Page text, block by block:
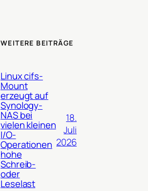
WEITERE BEITRÄGE
Linux cifs-
Mount
erzeugt auf
Synology-
NAS bei
vielen kleinen
I/O-
Operationen
hohe
Schreib-
oder
Leselast
18.
Juli
2026